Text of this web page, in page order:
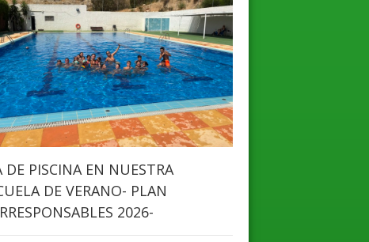
DE PISCINA EN NUESTRA
DE VERANO- PLAN
2026-